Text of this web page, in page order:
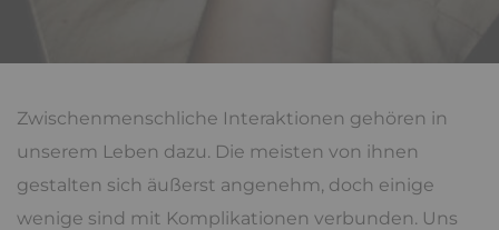
Zwischenmenschliche Interaktionen gehören in
unserem Leben dazu. Die meisten von ihnen
gestalten sich äußerst angenehm, doch einige
wenige sind mit Komplikationen verbunden. Uns